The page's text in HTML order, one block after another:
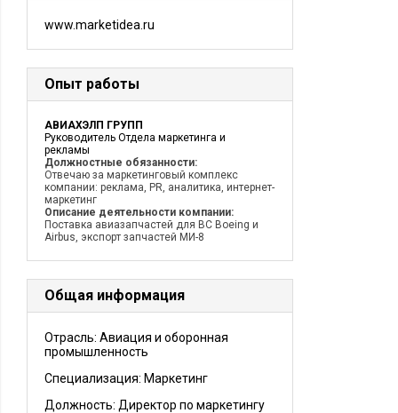
www.marketidea.ru
Опыт работы
АВИАХЭЛП ГРУПП
Руководитель Отдела маркетинга и
рекламы
Должностные обязанности:
Отвечаю за маркетинговый комплекс
компании: реклама, PR, аналитика, интернет-
маркетинг
Описание деятельности компании:
Поставка авиазапчастей для ВС Boeing и
Airbus, экспорт запчастей МИ-8
Общая информация
Отрасль: Авиация и оборонная
промышленность
Специализация: Маркетинг
Должность: Директор по маркетингу